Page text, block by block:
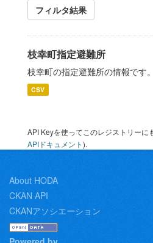
フィルタ結果
枝幸町指定避難所
枝幸町の指定避難所の情報です。
CSV
API Keyを使ってこのレジストリーに
APIドキュメント).
About HODA
CKAN API
CKANアソシエーション